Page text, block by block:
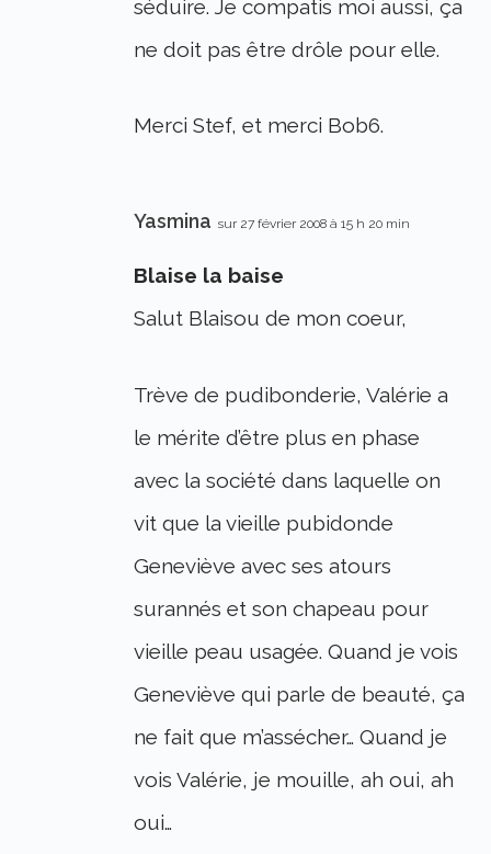
séduire. Je compatis moi aussi, ça
ne doit pas être drôle pour elle.
Merci Stef, et merci Bob6.
Yasmina sur 27 février 2008 à 15 h 20 min
Blaise la baise
Salut Blaisou de mon coeur,
Trève de pudibonderie, Valérie a
le mérite d’être plus en phase
avec la société dans laquelle on
vit que la vieille pubidonde
Geneviève avec ses atours
surannés et son chapeau pour
vieille peau usagée. Quand je vois
Geneviève qui parle de beauté, ça
ne fait que m’assécher… Quand je
vois Valérie, je mouille, ah oui, ah
oui…